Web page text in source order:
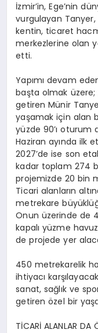
İzmir’in, Ege’nin
vurgulayan Tanyer
kentin, ticaret
merkezlerine olan
etti.
Yapımı devam
başta olmak
getiren Münir
yaşamak için alan
yüzde 90’ı oturum
Haziran ayında ilk
2027’de ise son
kadar toplam 274
projemizde 20 bin
Ticari alanların
metrekare
Onun üzerinde de
kapalı yüzme
de projede yer
450 metrekarelik
ihtiyacı
sanat, sağlık ve
getiren özel bir
TİCARİ ALANLAR DA